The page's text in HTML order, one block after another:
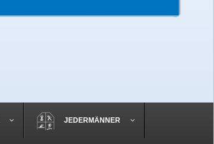
JEDERMÄNNER